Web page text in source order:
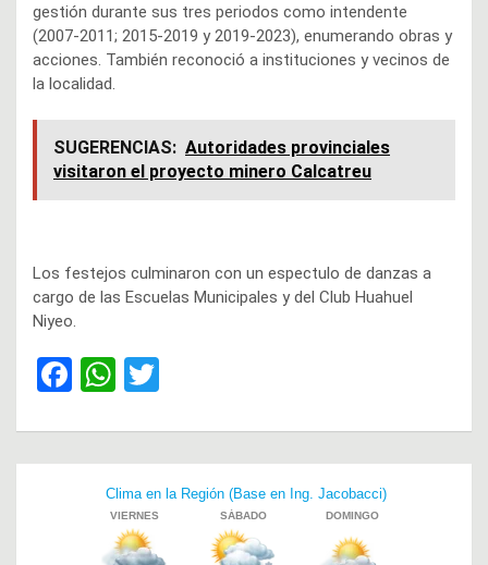
gestión durante sus tres periodos como intendente
(2007-2011; 2015-2019 y 2019-2023), enumerando obras y
acciones. También reconoció a instituciones y vecinos de
la localidad.
SUGERENCIAS: Autoridades provinciales
visitaron el proyecto minero Calcatreu
Los festejos culminaron con un espectulo de danzas a
cargo de las Escuelas Municipales y del Club Huahuel
Niyeo.
F
ce
W
at
s
A
p
tt
er
entradas